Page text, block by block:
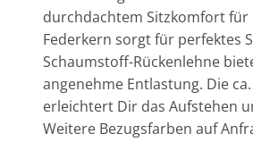
durchdachtem Sitzkomfort für
Federkern sorgt für perfektes
Schaumstoff-Rückenlehne
angenehme Entlastung. Die
erleichtert Dir das Aufstehen
Weitere Bezugsfarben auf